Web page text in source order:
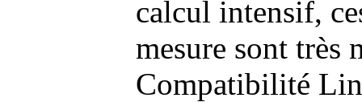
calcul intensif,
mesure sont très
Compatibilité